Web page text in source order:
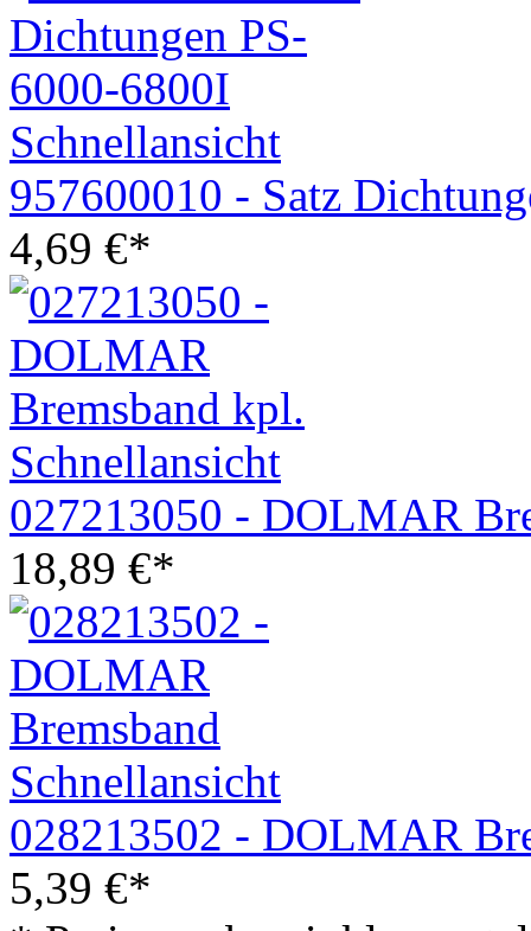
Schnellansicht
957600010 - Satz
4,69 €*
Schnellansicht
027213050 - DOLMAR
18,89 €*
Schnellansicht
028213502 - DOLMAR
5,39 €*